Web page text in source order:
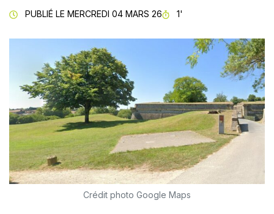
PUBLIÉ LE MERCREDI 04 MARS 26 TEMPS DE LECTURE
1'
Crédit photo Google Maps